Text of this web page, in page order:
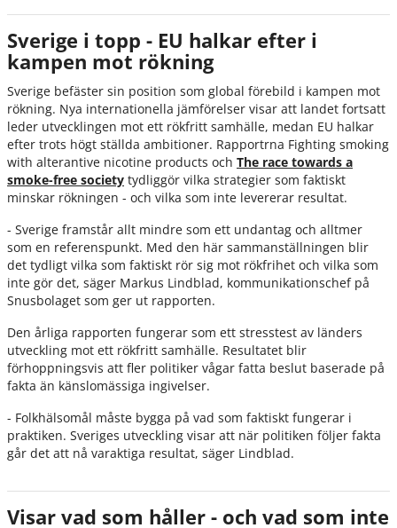
Sverige i topp - EU halkar efter i
kampen mot rökning
Sverige befäster sin position som global förebild i kampen mot
rökning. Nya internationella jämförelser visar att landet fortsatt
leder utvecklingen mot ett rökfritt samhälle, medan EU halkar
efter trots högt ställda ambitioner. Rapportrna Fighting smoking
with alterantive nicotine products och The race towards a
smoke-free society tydliggör vilka strategier som faktiskt
minskar rökningen - och vilka som inte levererar resultat.
- Sverige framstår allt mindre som ett undantag och alltmer
som en referenspunkt. Med den här sammanställningen blir
det tydligt vilka som faktiskt rör sig mot rökfrihet och vilka som
inte gör det, säger Markus Lindblad, kommunikationschef på
Snusbolaget som ger ut rapporten.
Den årliga rapporten fungerar som ett stresstest av länders
utveckling mot ett rökfritt samhälle. Resultatet blir
förhoppningsvis att fler politiker vågar fatta beslut baserade på
fakta än känslomässiga ingivelser.
- Folkhälsomål måste bygga på vad som faktiskt fungerar i
praktiken. Sveriges utveckling visar att när politiken följer fakta
går det att nå varaktiga resultat, säger Lindblad.
Visar vad som håller - och vad som inte